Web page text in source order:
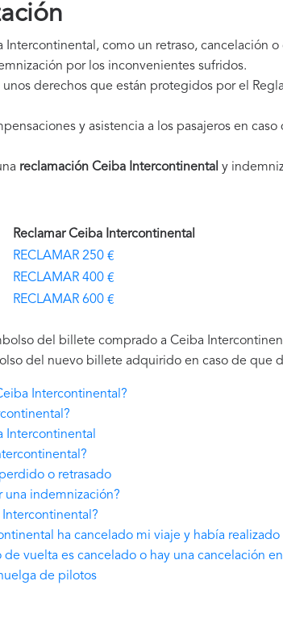
como un retraso, cancelación
por los inconvenientes sufridos.
derechos que están protegidos por el
y asistencia a los pasajeros en
reclamación Ceiba Intercontinental y
Reclamar Ceiba Intercontinental
RECLAMAR 250 €
RECLAMAR 400 €
RECLAMAR 600 €
del billete comprado a Ceiba
del nuevo billete adquirido en caso de que
Intercontinental?
Intercontinental
o retrasado
una indemnización?
ha cancelado mi viaje y había
vuelta es cancelado o hay una cancelación
de pilotos